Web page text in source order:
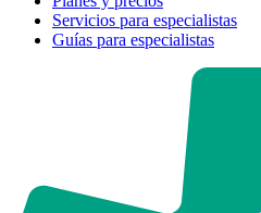
Servicios para especialistas
Guías para especialistas